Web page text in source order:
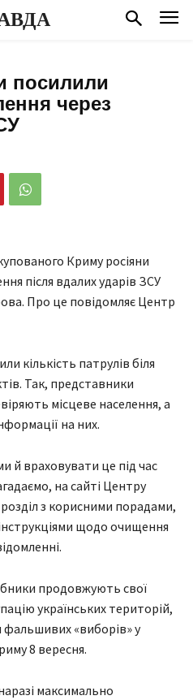
посилили
через
Криму росіяни
після вдалих ударів ЗСУ
Про це повідомляє Центр
кількість патрулів біля
Так, представники
місцеве населення, а
на них.
й враховувати це під час
на сайті Центру
з корисними порадами,
щодо очищення
продовжують свої
українських територій,
«виборів» у
8 вересня.
максимально